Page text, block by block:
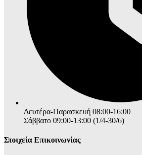
Δευτέρα-Παρασκευή 08:00-16:00
Σάββατο 09:00-13:00 (1/4-30/6)
Στοιχεία Επικοινωνίας